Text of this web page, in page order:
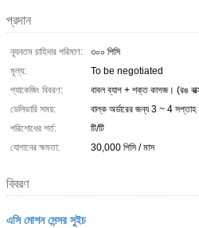
প্রদান
ন্যূনতম চাহিদার পরিমাণ:
৩০০ পিসি
মূল্য:
To be negotiated
প্যাকেজিং বিবরণ:
বাবল ব্যাগ + শক্ত কাগজ। (রঙ
ডেলিভারি সময়:
বাল্ক অর্ডারের জন্য 3 ~ 4 সপ্তাহ
পরিশোধের শর্ত:
টি/টি
যোগানের ক্ষমতা:
30,000 পিসি / মাস
বিবরণ
এসি মোশন সেন্সর সুইচ